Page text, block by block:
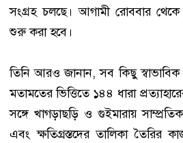
সংগ্রহ চলছে। আগামী রোববার থেকে
শুরু করা হবে।
তিনি আরও জানান, সব কিছু
মতামতের ভিত্তিতে ১৪৪ ধারা
সঙ্গে খাগড়াছড়ি ও গুইমারায়
এবং ক্ষতিগ্রস্তদের তালিকা তৈরির